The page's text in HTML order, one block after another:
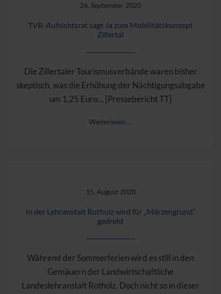
26. September 2020
TVB-Aufsichtsrat sagt Ja zum Mobilitätskonzept
Zillertal
Die Zillertaler Tourismusverbände waren bisher
skeptisch, was die Erhöhung der Nächtigungsabgabe
um 1,25 Euro... [Pressebericht TT]
Weiterlesen …
15. August 2020
In der Lehranstalt Rotholz wird für „Märzengrund“
gedreht
Während der Sommerferien wird es still in den
Gemäuern der Landwirtschaftliche
Landeslehranstalt Rotholz. Doch nicht so in dieser